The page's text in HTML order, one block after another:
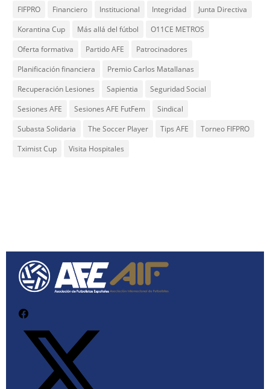
FIFPRO
Financiero Institucional Integridad
Junta Directiva
Korantina Cup
Más allá del fútbol
O11CE METROS
Oferta formativa
Partido AFE
Patrocinadores
Planificación financiera
Premio Carlos Matallanas
Recuperación Lesiones
Sapientia
Seguridad Social
Sesiones AFE
Sesiones AFE FutFem
Sindical
Subasta Solidaria
The Soccer Player Tips AFE
Torneo FIFPRO
Tximist Cup
Visita Hospitales